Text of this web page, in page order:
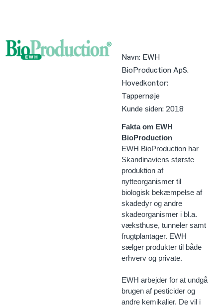
Navn: EWH
BioProduction ApS.
Hovedkontor:
Tappernøje
Kunde siden: 2018
Fakta om EWH
BioProduction
EWH BioProduction har
Skandinaviens største
produktion af
nytteorganismer til
biologisk bekæmpelse af
skadedyr og andre
skadeorganismer i bl.a.
væksthuse, tunneler samt
frugtplantager. EWH
sælger produkter til både
erhverv og private.
EWH arbejder for at undgå
brugen af pesticider og
andre kemikalier. De vil i